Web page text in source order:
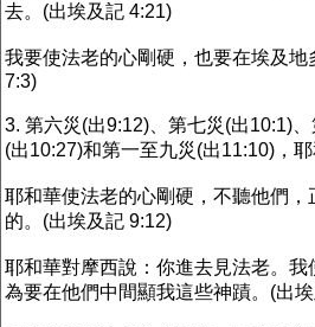
去。(出埃及記 4:21)
我要使法老的心剛硬，也要在埃及
7:3)
3. 第六災(出9:12)、第七災(出10:1)
(出10:27)和第一至九災(出11:10)，
耶和華使法老的心剛硬，不聽他們，
的。(出埃及記 9:12)
耶和華對摩西說：你進去見法老。我
為要在他們中間顯我這些神蹟。(出